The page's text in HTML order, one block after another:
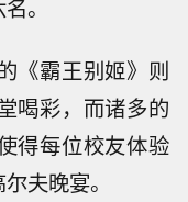
。
《霸王别姬》则
喝彩，而诸多的
得每位校友体验
夫晚宴。